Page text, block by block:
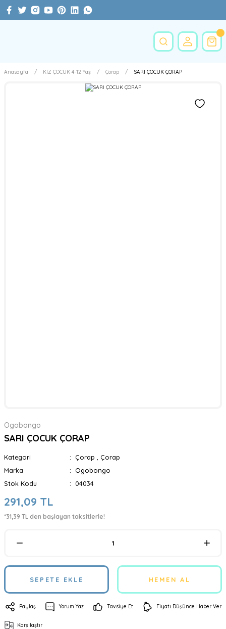
Anasayfa KIZ ÇOCUK 4-12 Yaş Çorap SARI ÇOCUK ÇORAP
Ogobongo
SARI ÇOCUK ÇORAP
Kategori Çorap
Çorap
Marka
Ogobongo
Stok Kodu
04034
291,09 TL
*31,39 TL den başlayan taksitlerle!
SEPETE EKLE HEMEN AL
Paylaş Yorum Yaz Tavsiye Et Fiyatı Düşünce Haber Ver
Karşılaştır